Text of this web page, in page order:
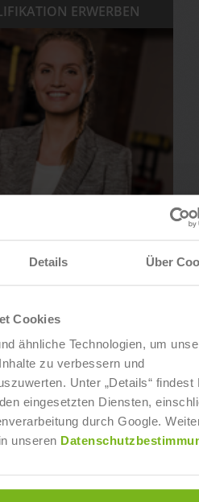
Details Über
Cookies
ähnliche Technologien, um
zu verbessern und
Unter „Details“ findest
eingesetzten Diensten,
durch Google.
unseren
ERWERBEN